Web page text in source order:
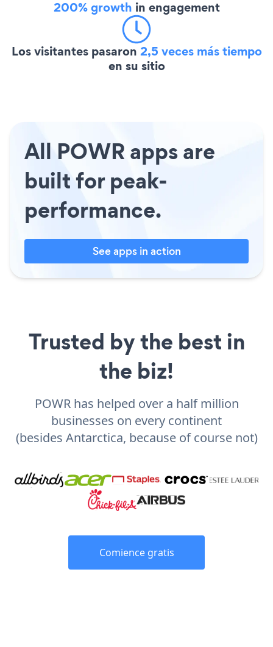
200% growth in engagement
Los visitantes pasaron 2,5 veces más tiempo
en su sitio
All POWR apps are
built for peak-
performance.
See apps in action
Trusted by the best in
the biz!
POWR has helped over a half million
businesses on every continent
(besides Antarctica, because of course not)
Comience gratis